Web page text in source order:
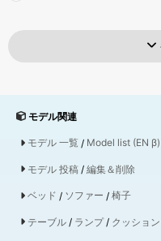
モデル関連
モデル 一覧 / Model list (EN β)
モデル 投稿 / 編集＆削除
ベッド / ソファー / 椅子
テーブル / ランプ/ クッション